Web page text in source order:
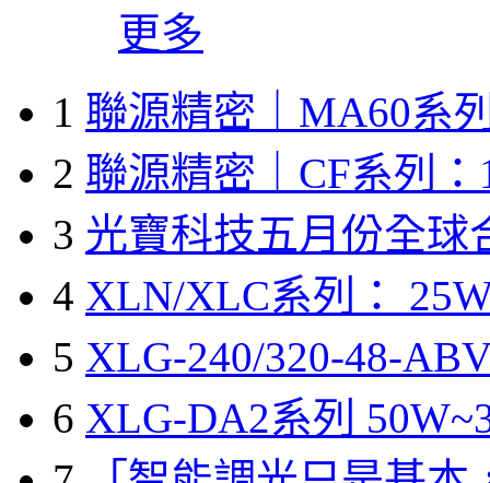
更多
1 聯源精密｜MA60系
2 聯源精密｜CF系列：
3 光寶科技五月份全球
4 XLN/XLC系列：
5 XLG-240/320-48-
6 XLG-DA2系列